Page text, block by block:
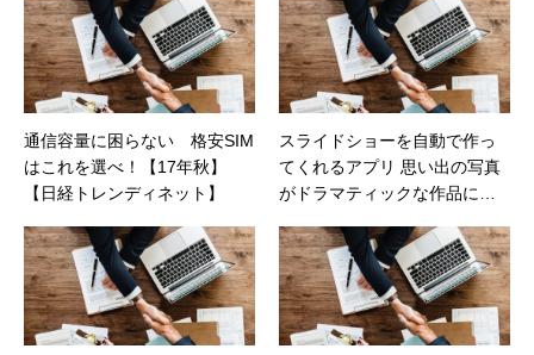
通信容量に困らない 格安SIM
はこれを選べ！【17年秋】
【日経トレンディネット】
スライドショーを自動で作っ
てくれるアプリ 思い出の写真
がドラマティックな作品に変
L）